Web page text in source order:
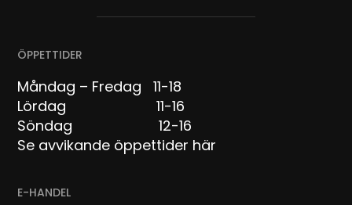
ÖPPETTIDER
Måndag – Fredag 11-18
Lördag 11-16
Söndag 12-16
Se avvikande öppettider här
E-HANDEL